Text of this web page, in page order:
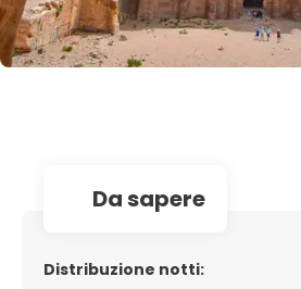
da sapere
Distribuzione notti: